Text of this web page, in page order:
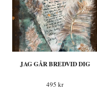
JAG GÅR BREDVID DIG
495 kr